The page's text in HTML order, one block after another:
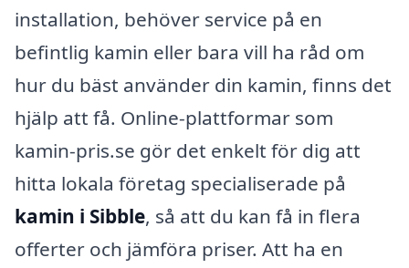
installation, behöver service på en
befintlig kamin eller bara vill ha råd om
hur du bäst använder din kamin, finns det
hjälp att få. Online-plattformar som
kamin-pris.se gör det enkelt för dig att
hitta lokala företag specialiserade på
kamin i Sibble, så att du kan få in flera
offerter och jämföra priser. Att ha en